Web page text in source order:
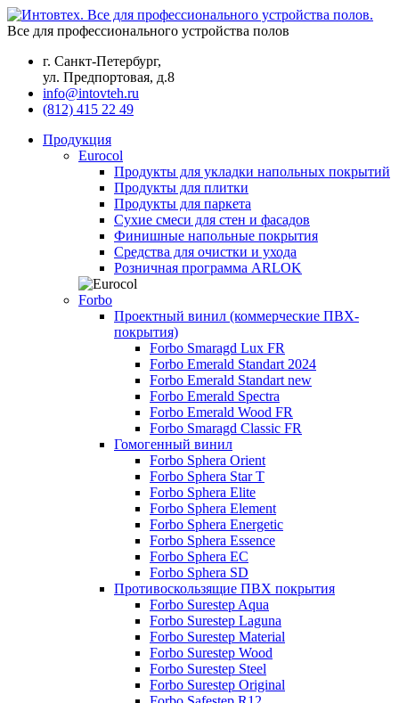
Все для профессионального устройства полов
г. Санкт-Петербург,
ул. Предпортовая, д.8
info@intovteh.ru
(812) 415 22 49
Продукция
Eurocol
Продукты для укладки напольных покрытий
Продукты для плитки
Продукты для паркета
Сухие смеси для стен и фасадов
Финишные напольные покрытия
Средства для очистки и ухода
Розничная программа ARLOK
Forbo
Проектный винил (коммерческие ПВХ-
покрытия)
Forbo Smaragd Lux FR
Forbo Emerald Standart 2024
Forbo Emerald Standart new
Forbo Emerald Spectra
Forbo Emerald Wood FR
Forbo Smaragd Classic FR
Гомогенный винил
Forbo Sphera Orient
Forbo Sphera Star T
Forbo Sphera Elite
Forbo Sphera Element
Forbo Sphera Energetic
Forbo Sphera Essence
Forbo Sphera EC
Forbo Sphera SD
Противоскользящие ПВХ покрытия
Forbo Surestep Aqua
Forbo Surestep Laguna
Forbo Surestep Material
Forbo Surestep Wood
Forbo Surestep Steel
Forbo Surestep Original